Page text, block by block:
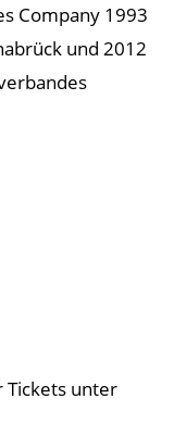
Company 1993
und 2012
Tickets unter